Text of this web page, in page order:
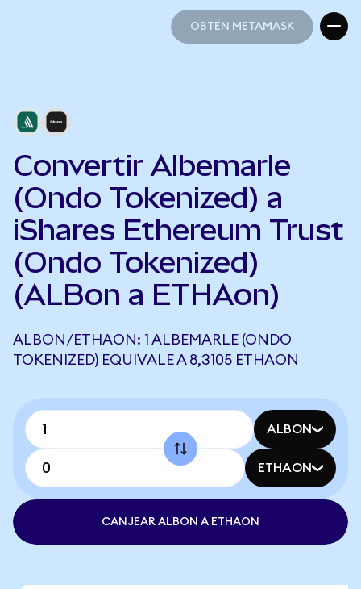
OBTÉN METAMASK
Convertir Albemarle
(Ondo Tokenized) a
iShares Ethereum Trust
(Ondo Tokenized)
(ALBon a ETHAon)
ALBON/ETHAON: 1 ALBEMARLE (ONDO
TOKENIZED) EQUIVALE A 8,3105 ETHAON
ALBON
ETHAON
CANJEAR ALBON A ETHAON